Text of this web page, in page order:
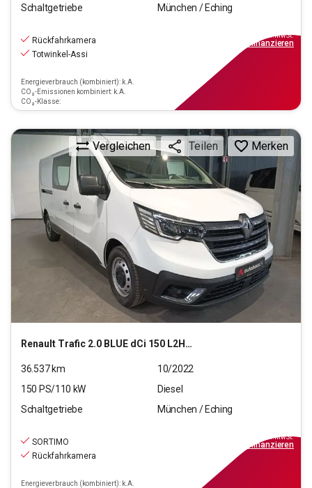
Schaltgetriebe
München / Eching
Rückfahrkamera
Totwinkel-Assi
Energieverbrauch (kombiniert): k.A.
CO₂-Emissionen kombiniert: k.A.
CO₂-Klasse:
inkl.MwSt.
finanzieren
Renault Trafic 2.0 BLUE dCi 150 L2H1 3,0t Komfort
Vergleichen Teilen Merken
36.537km
10/2022
150 PS/110 kW
Diesel
Schaltgetriebe
München / Eching
SORTIMO
Rückfahrkamera
Energieverbrauch (kombiniert): k.A.
inkl.MwSt.
finanzieren